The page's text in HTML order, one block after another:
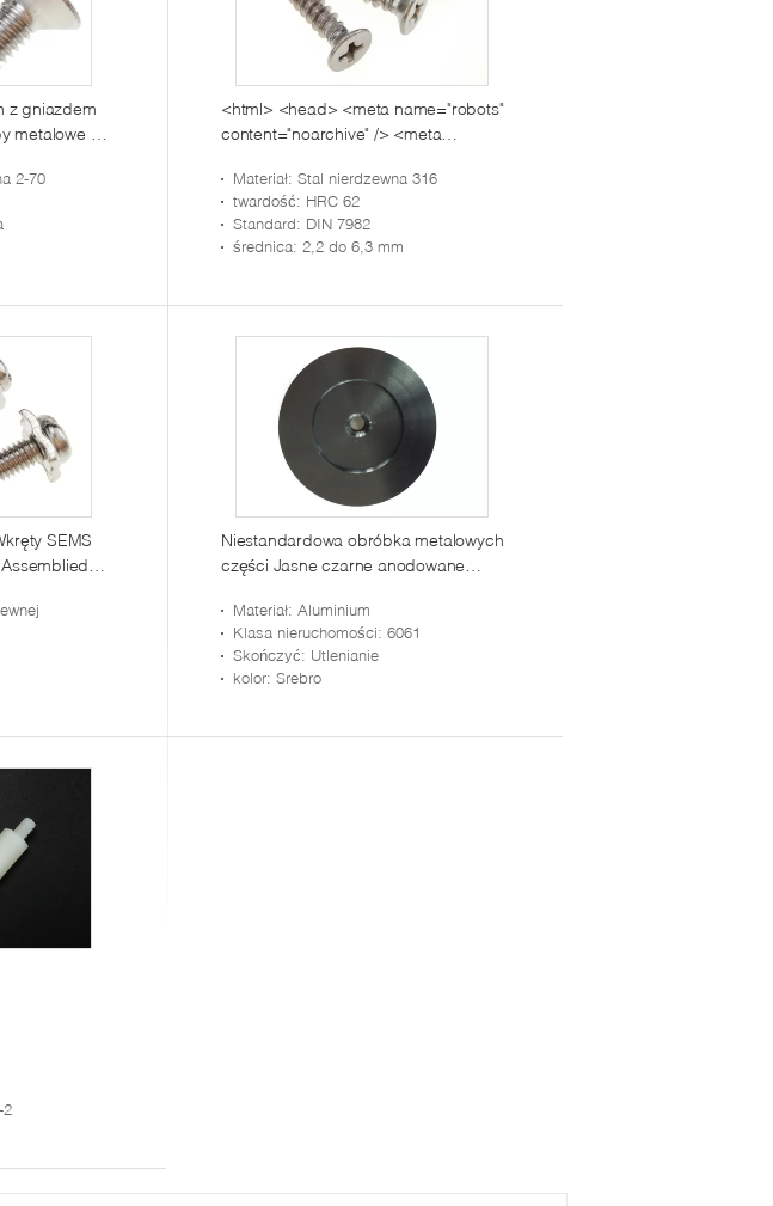
z gniazdem
metalowe ze
2-70
<html> <head> <meta name="robots"
content="noarchive" /> <meta
content="nosnippet" /> </head>
<body> <div align=center>
<h3>Error. Page cannot be
displayed. Please contact your
</h3> </div> </body> </html>
Materiał: Stal nierdzewna 316
twardość: HRC 62
Standard: DIN 7982
średnica: 2,2 do 6,3 mm
SEMS
Niestandardowa obróbka metalowych
części Jasne czarne anodowane
Materiał: Aluminium
Klasa nieruchomości: 6061
Skończyć: Utlenianie
kolor: Srebro
2